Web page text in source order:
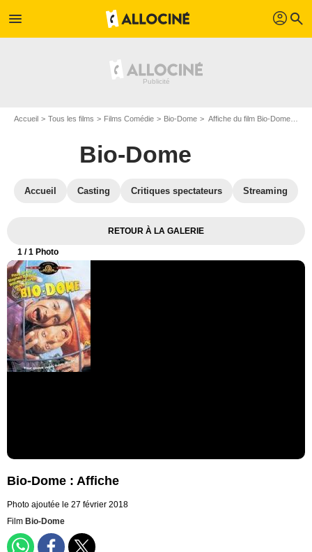
menu profil search
Accueil Tous les films Films Comédie Bio-Dome Affiche du film Bio-Dome - Photo 1
Bio-Dome
Accueil Casting Critiques spectateurs Streaming
RETOUR À LA GALERIE
1 / 1 Photo
Bio-Dome : Affiche
Photo ajoutée le 27 février 2018
Film Bio-Dome